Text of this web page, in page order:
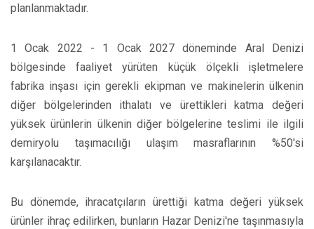
planlanmaktadır.
1 Ocak 2022 - 1 Ocak 2027 döneminde Aral Denizi
bölgesinde faaliyet yürüten küçük ölçekli işletmelere
fabrika inşası için gerekli ekipman ve makinelerin ülkenin
diğer bölgelerinden ithalatı ve ürettikleri katma değeri
yüksek ürünlerin ülkenin diğer bölgelerine teslimi ile ilgili
demiryolu taşımacılığı ulaşım masraflarının %50'si
karşılanacaktır.
Bu dönemde, ihracatçıların ürettiği katma değeri yüksek
ürünler ihraç edilirken, bunların Hazar Denizi'ne taşınmasıyla